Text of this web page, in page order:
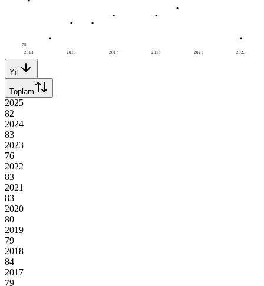
2013 2015 2017 2019 2021 2023
75
Yıl
Toplam
2025
82
2024
83
2023
76
2022
83
2021
83
2020
80
2019
79
2018
84
2017
79